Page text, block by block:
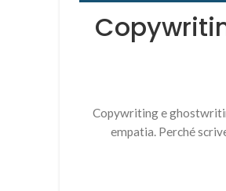
Copywriting e
empatia. Perché